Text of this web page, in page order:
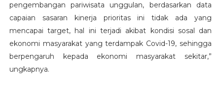
pengembangan pariwisata unggulan, berdasarkan data
capaian sasaran kinerja prioritas ini tidak ada yang
mencapai target, hal ini terjadi akibat kondisi sosal dan
ekonomi masyarakat yang terdampak Covid-19, sehingga
berpengaruh kepada ekonomi masyarakat sekitar,”
ungkapnya.